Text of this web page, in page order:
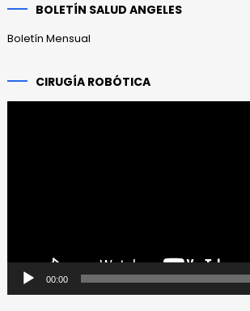
BOLETÍN SALUD ANGELES
Boletín Mensual
CIRUGÍA ROBÓTICA
00:00